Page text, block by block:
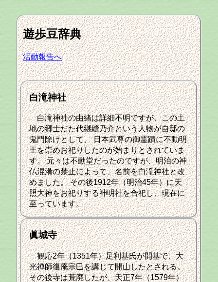
遊歩豆辞典
活動報告へ
白滝神社
白滝神社の由緒は詳細不明ですが、この土
地の郷士だた代継縫乃介という人物が自邸の
鬼門除けとして、 日本武尊の御霊蹟に不動明
王を崇めお祀りしたのが始まりとされていま
す。 元々は不動堂だったのですが、明治の神
仏混淆の禁止によって、名前を白滝神社と改
めました。 その後1912年（明治45年）に天
照大神をお祀りする神明社を合祀し、現在に
至っています。
眞城寺
観応2年（1351年）足利基氏が開基で、大
光禅師復庵宗巳を講じて開山したとされる。
その後寺は荒廃したが、天正7年（1579年）